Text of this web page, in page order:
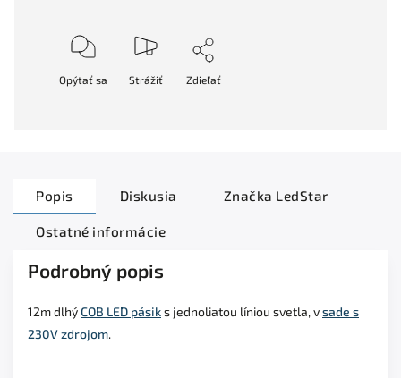
Opýtať sa Strážiť Zdieľať
Popis Diskusia Značka LedStar
Ostatné informácie
Podrobný popis
12m dlhýCOB LED pásiks jednoliatou líniou svetla,vsade s
230V zdrojom.